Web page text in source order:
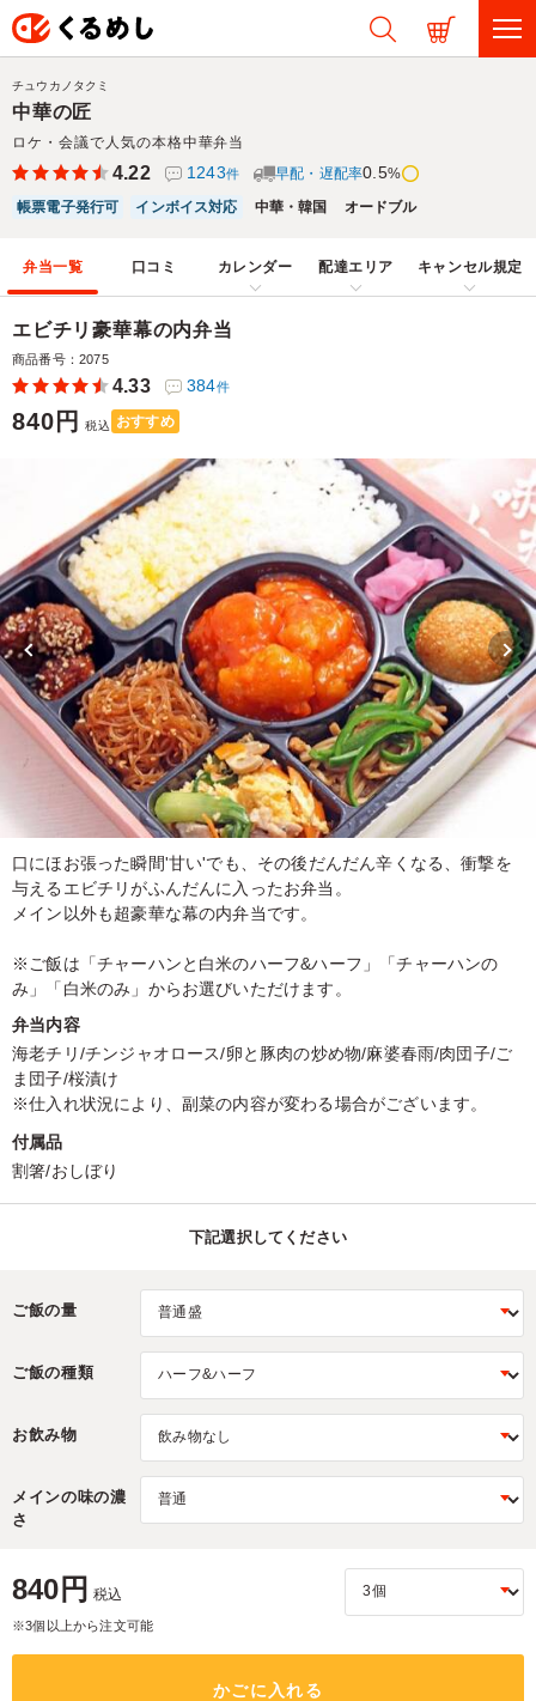
中華の匠
ロケ・会議で人気の本格中華弁当
チュウカノタクミ
4.22 1243件 早配・遅配率0.5%
帳票電子発行可
インボイス対応 中華・韓国 オードブル
弁当一覧 口コミ カレンダー 配達エリア キャンセル規定
エビチリ豪華幕の内弁当
商品番号：2075
4.33 384件
840円 税込 おすすめ
口にほお張った瞬間'甘い'でも、その後だんだん辛くなる、衝撃を
与えるエビチリがふんだんに入ったお弁当。
メイン以外も超豪華な幕の内弁当です。
※ご飯は「チャーハンと白米のハーフ&ハーフ」「チャーハンの
み」「白米のみ」からお選びいただけます。
弁当内容
海老チリ/チンジャオロース/卵と豚肉の炒め物/麻婆春雨/肉団子/ご
ま団子/桜漬け
※仕入れ状況により、副菜の内容が変わる場合がございます。
付属品
割箸/おしぼり
下記選択してください
ご飯の量
ご飯の種類
お飲み物
メインの味の濃
さ
840円 税込
※3個以上から注文可能
かごに入れる